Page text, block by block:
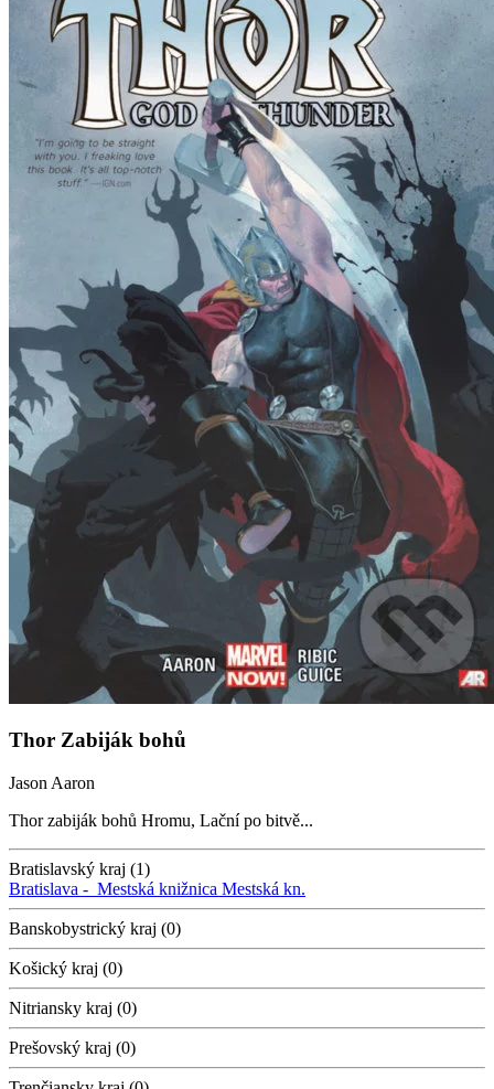
Thor Zabiják bohů
Jason Aaron
Thor zabiják bohů Hromu, Lační po bitvě...
Bratislavský kraj (1)
Bratislava - Mestská knižnica Mestská kn.
Banskobystrický kraj (0)
Košický kraj (0)
Nitriansky kraj (0)
Prešovský kraj (0)